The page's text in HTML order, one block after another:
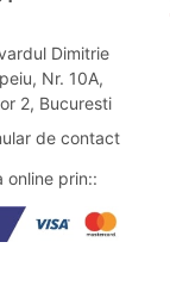
Dimitrie
Nr. 10A,
2, Bucuresti
de contact
online prin::